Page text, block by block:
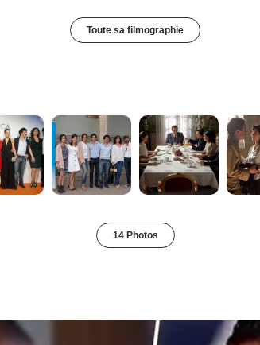
Toute sa filmographie
14 Photos